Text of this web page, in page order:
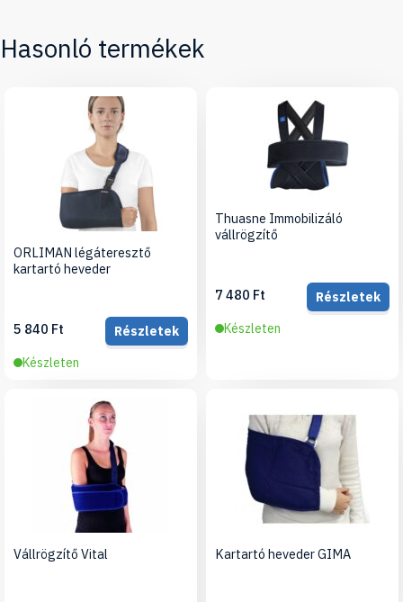
Hasonló termékek
ORLIMAN légáteresztő
kartartó heveder
5 840 Ft
Részletek
Készleten
Thuasne Immobilizáló
vállrögzítő
7 480 Ft
Részletek
Készleten
Vállrögzítő Vital Kartartó heveder GIMA